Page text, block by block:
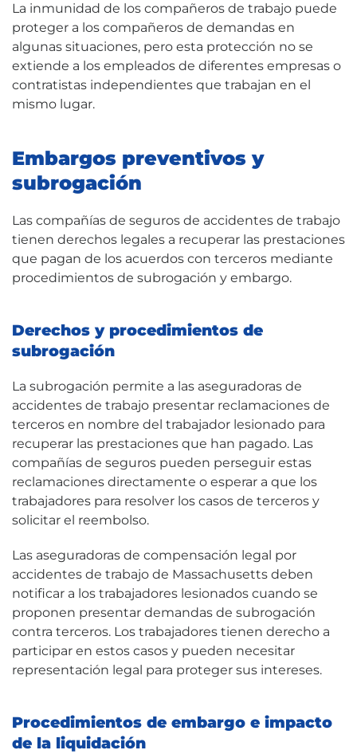
La inmunidad de los compañeros de trabajo puede
proteger a los compañeros de demandas en
algunas situaciones, pero esta protección no se
extiende a los empleados de diferentes empresas o
contratistas independientes que trabajan en el
mismo lugar.
Embargos preventivos y
subrogación
Las compañías de seguros de accidentes de trabajo
tienen derechos legales a recuperar las prestaciones
que pagan de los acuerdos con terceros mediante
procedimientos de subrogación y embargo.
Derechos y procedimientos de
subrogación
La subrogación permite a las aseguradoras de
accidentes de trabajo presentar reclamaciones de
terceros en nombre del trabajador lesionado para
recuperar las prestaciones que han pagado. Las
compañías de seguros pueden perseguir estas
reclamaciones directamente o esperar a que los
trabajadores para resolver los casos de terceros y
solicitar el reembolso.
Las aseguradoras de compensación legal por
accidentes de trabajo de Massachusetts deben
notificar a los trabajadores lesionados cuando se
proponen presentar demandas de subrogación
contra terceros. Los trabajadores tienen derecho a
participar en estos casos y pueden necesitar
representación legal para proteger sus intereses.
Procedimientos de embargo e impacto
de la liquidación